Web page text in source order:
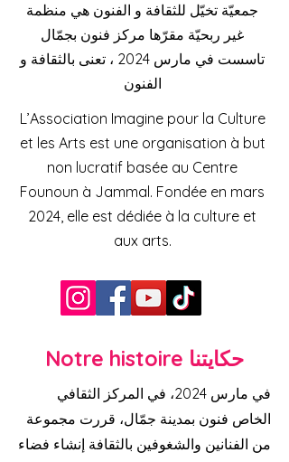
جمعيّة تخيّل للثقافة و الفنون هي منظمة
غير ربحيّة مقرّها مركز فنون بجمّال
تاسست في مارس 2024 ، تعنى بالثقافة و
الفنون
L’Association Imagine pour la Culture
et les Arts est une organisation à but
non lucratif basée au Centre
Founoun à Jammal. Fondée en mars
2024, elle est dédiée à la culture et
aux arts.
Notre histoire حكايتنا
في مارس 2024، في المركز الثقافي
الخاص فنون بمدينة جمّال، قررت مجموعة
من الفنانين والشغوفين بالثقافة إنشاء فضاء